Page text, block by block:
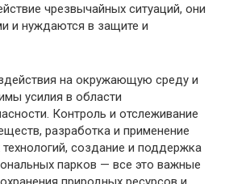
чрезвычайных ситуаций, они
и нуждаются в защите и
на окружающую среду и
усилия в области
Контроль и отслеживание
разработка и применение
создание и поддержка
парков — все это важные